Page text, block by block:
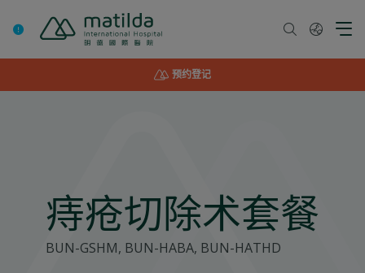
预约登记
痔疮切除术套餐
BUN-GSHM, BUN-HABA, BUN-HATHD